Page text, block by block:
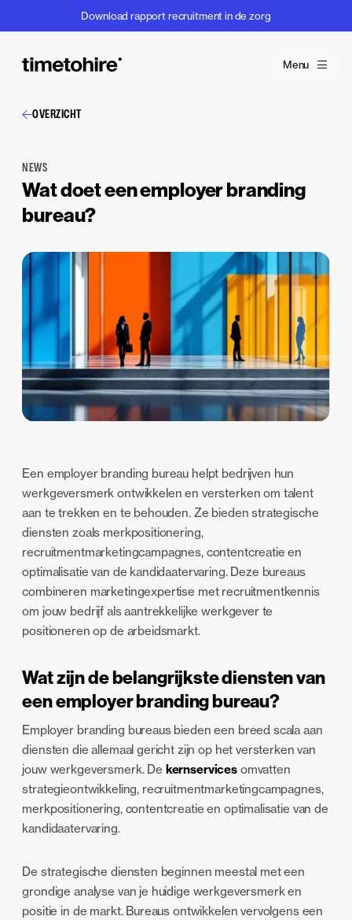
Download rapport recruitment in de zorg
Menu
OVERZICHT
NEWS
Wat doet een employer branding
bureau?
Een employer branding bureau helpt bedrijven hun
werkgeversmerk ontwikkelen en versterken om talent
aan te trekken en te behouden. Ze bieden strategische
diensten zoals merkpositionering,
recruitmentmarketingcampagnes, contentcreatie en
optimalisatie van de kandidaatervaring. Deze bureaus
combineren marketingexpertise met recruitmentkennis
om jouw bedrijf als aantrekkelijke werkgever te
positioneren op de arbeidsmarkt.
Wat zijn de belangrijkste diensten van
een employer branding bureau?
Employer branding bureaus bieden een breed scala aan
diensten die allemaal gericht zijn op het versterken van
jouw werkgeversmerk. De kernservicesomvatten
strategieontwikkeling, recruitmentmarketingcampagnes,
merkpositionering, contentcreatie en optimalisatie van de
kandidaatervaring.
De strategische diensten beginnen meestal met een
grondige analyse van je huidige werkgeversmerk en
positie in de markt. Bureaus ontwikkelen vervolgens een